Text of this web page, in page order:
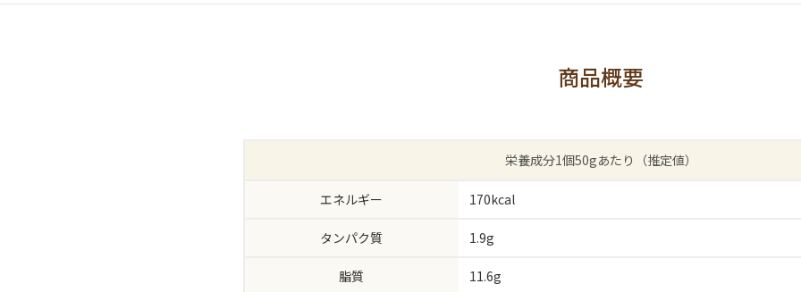
商品概要
栄養成分1個50gあたり（推定値）
エネルギー 170kcal
タンパク質 1.9g
脂質 11.6g